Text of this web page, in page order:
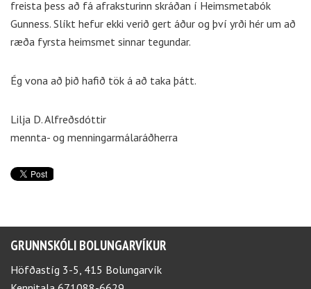
freista þess að fá afraksturinn skráðan í Heimsmetabók
Gunness. Slíkt hefur ekki verið gert áður og því yrði hér um að
ræða fyrsta heimsmet sinnar tegundar.
Ég vona að þið hafið tök á að taka þátt.
Lilja D. Alfreðsdóttir
mennta- og menningarmálaráðherra
GRUNNSKÓLI BOLUNGARVÍKUR
Höfðastíg 3-5, 415 Bolungarvík